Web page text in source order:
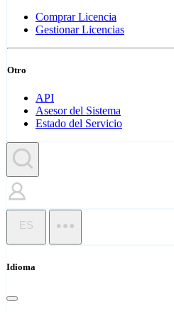
Comprar Licencia
Gestionar Licencias
Otro
API
Asesor del Sistema
Estado del Servicio
ES
Idioma